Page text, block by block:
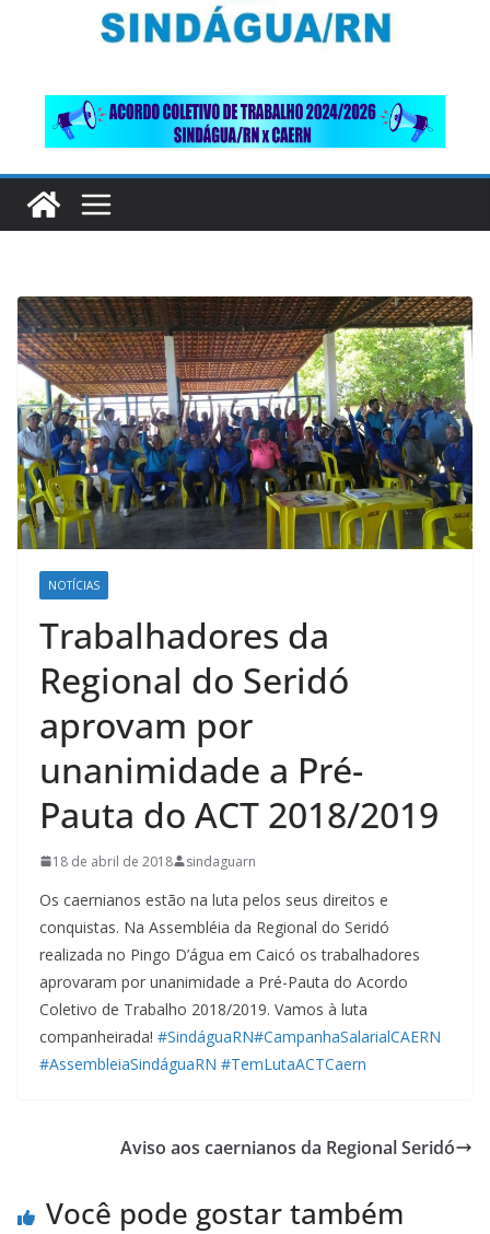
NOTÍCIAS
Trabalhadores da
Regional do Seridó
aprovam por
unanimidade a Pré-
Pauta do ACT 2018/2019
18 de abril de 2018 sindaguarn
Os caernianos estão na luta pelos seus direitos e
conquistas. Na Assembléia da Regional do Seridó
realizada no Pingo D’água em Caicó os trabalhadores
aprovaram por unanimidade a Pré-Pauta do Acordo
Coletivo de Trabalho 2018/2019. Vamos à luta
companheirada! #SindáguaRN#CampanhaSalarialCAERN
#AssembleiaSindáguaRN #TemLutaACTCaern
Aviso aos caernianos da Regional Seridó
Você pode gostar também